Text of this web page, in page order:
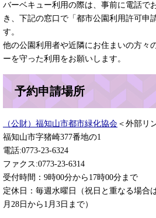
バーベキュー利用の際は、事前に電話で
き、下記の窓口で「都市公園利用許可申
す。
他の公園利用者や近隣にお住まいの方々
ーを守った利用をお願いします。
予約申請場所
（公財）福知山市都市緑化協会 ＜外部リ
福知山市字猪崎377番地の1
電話:0773-23-6324
ファクス:0773-23-6314
受付時間：9時00分から17時00分まで
定休日：毎週水曜日（祝日と重なる場合
月28日から1月3日まで）